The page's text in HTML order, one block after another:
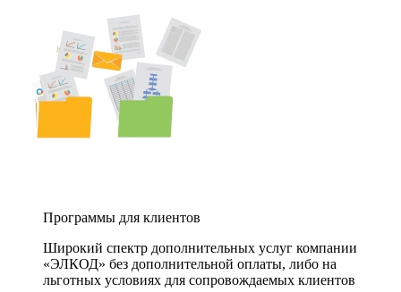
Программы для клиентов
Широкий спектр дополнительных услуг компании
«ЭЛКОД» без дополнительной оплаты, либо на
льготных условиях для сопровождаемых клиентов